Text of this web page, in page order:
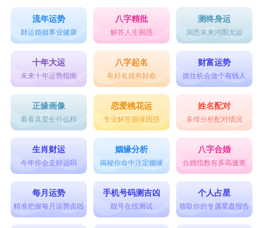
流年运势
财运婚姻事业健康
八字精批
解答人生困惑
测终身运
洞悉未来鸿图大运
十年大运
未来十年运势指南
八字起名
有好名就有好命
财富运势
抓住机会做个有钱人
正缘画像
看看真爱长什么样
恋爱桃花运
专业解答姻缘困惑
姓名配对
多维分析配对情况
生肖财运
今年你会走好运吗
姻缘分析
揭秘你命中注定姻缘
八字合婚
合婚指数有多高速查
每月运势
精准把握每月运势吉凶
手机号码测吉凶
靓号在线测试
个人占星
领取你的专属星盘报告